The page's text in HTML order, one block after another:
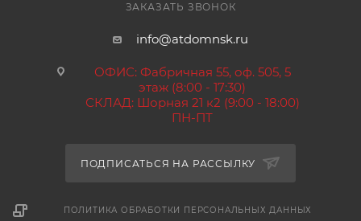
ЗАКАЗАТЬ ЗВОНОК
info@atdomnsk.ru
ОФИС: Фабричная 55, оф. 505, 5
этаж (8:00 - 17:30)
СКЛАД: Шорная 21 к2 (9:00 - 18:00)
ПН-ПТ
ПОДПИСАТЬСЯ НА РАССЫЛКУ
ПОЛИТИКА ОБРАБОТКИ ПЕРСОНАЛЬНЫХ ДАННЫХ